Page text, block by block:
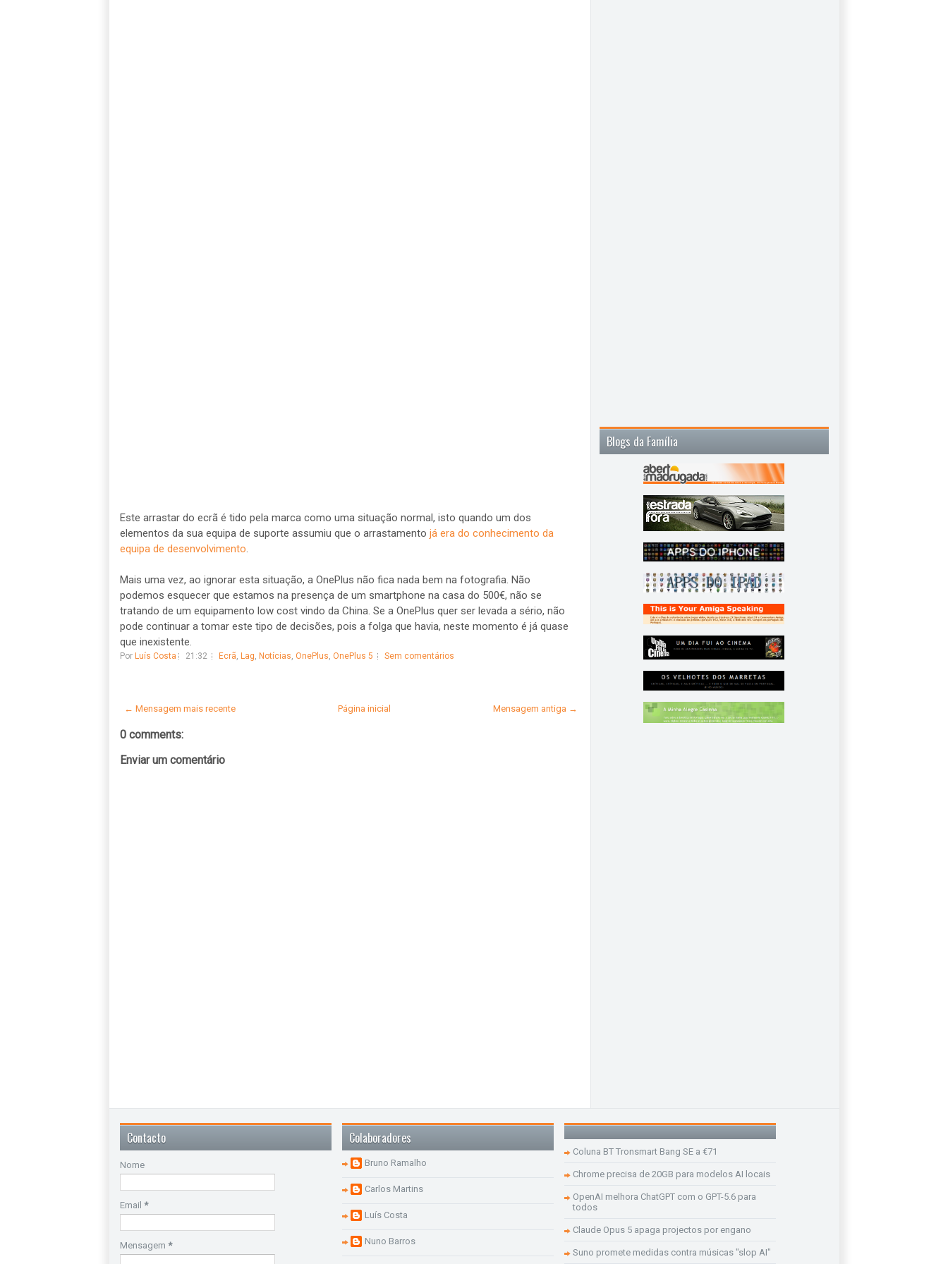
Este arrastar do ecrã é tido pela marca como uma situação normal, isto quando um dos
elementos da sua equipa de suporte assumiu que o arrastamento já era do conhecimento da
equipa de desenvolvimento.
Mais uma vez, ao ignorar esta situação, a OnePlus não fica nada bem na fotografia. Não
podemos esquecer que estamos na presença de um smartphone na casa do 500€, não se
tratando de um equipamento low cost vindo da China. Se a OnePlus quer ser levada a sério, não
pode continuar a tomar este tipo de decisões, pois a folga que havia, neste momento é já quase
que inexistente.
Por Luís Costa 21:32 Ecrã, Lag, Notícias, OnePlus, OnePlus 5 Sem comentários
← Mensagem mais recente Mensagem antiga →
Página inicial
0 comments:
Enviar um comentário
Blogs da Família
Contacto
Nome
Email *
Mensagem *
Colaboradores
Bruno Ramalho
Carlos Martins
Luís Costa
Nuno Barros
Coluna BT Tronsmart Bang SE a €71
Chrome precisa de 20GB para modelos AI locais
OpenAI melhora ChatGPT com o GPT-5.6 para
todos
Claude Opus 5 apaga projectos por engano
Suno promete medidas contra músicas "slop AI"